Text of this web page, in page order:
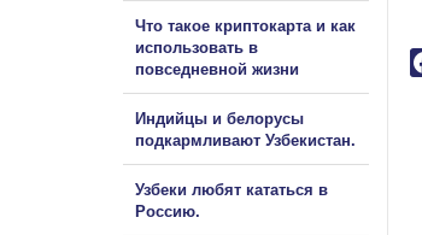
Что такое криптокарта и как
использовать в
повседневной жизни
Индийцы и белорусы
подкармливают Узбекистан.
Узбеки любят кататься в
Россию.